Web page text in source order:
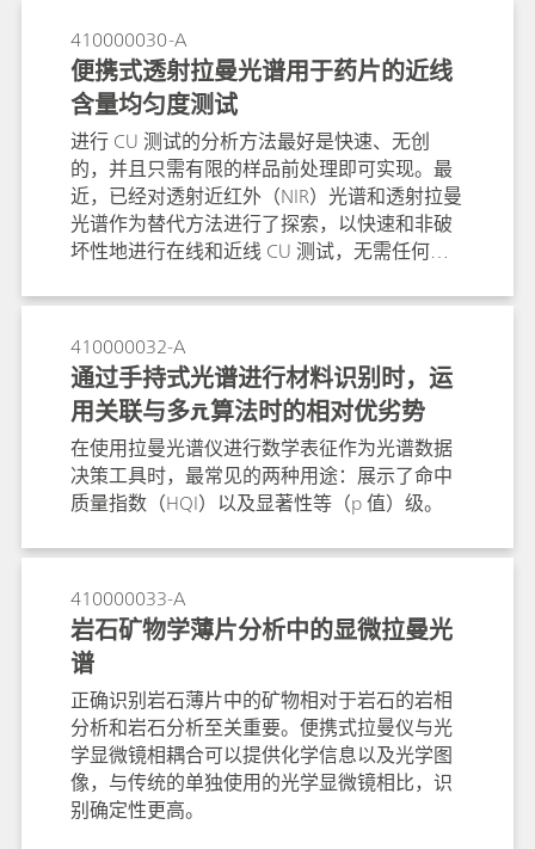
410000030-A
便携式透射拉曼光谱用于药片的近线
含量均匀度测试
进行 CU 测试的分析方法最好是快速、无创
的，并且只需有限的样品前处理即可实现。最
近，已经对透射近红外（NIR）光谱和透射拉曼
光谱作为替代方法进行了探索，以快速和非破
坏性地进行在线和近线 CU 测试，无需任何样
性, 但化学选择性较差, 对测试环境的变化非常
敏感。透射拉曼光谱结合化学计量学建模因其
化学特异性高而迅速成为一种有价值的 CU 测
试技术，这在处理含有多种成分的复杂药物制
剂时特别有用。
410000032-A
通过手持式光谱进行材料识别时，运
用关联与多元算法时的相对优劣势
在使用拉曼光谱仪进行数学表征作为光谱数据
决策工具时，最常见的两种用途：展示了命中
质量指数（HQI）以及显著性等（p 值）级。
410000033-A
岩石矿物学薄片分析中的显微拉曼光
谱
正确识别岩石薄片中的矿物相对于岩石的岩相
分析和岩石分析至关重要。便携式拉曼仪与光
学显微镜相耦合可以提供化学信息以及光学图
像，与传统的单独使用的光学显微镜相比，识
别确定性更高。